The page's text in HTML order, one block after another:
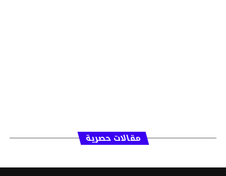
مقالات حصرية